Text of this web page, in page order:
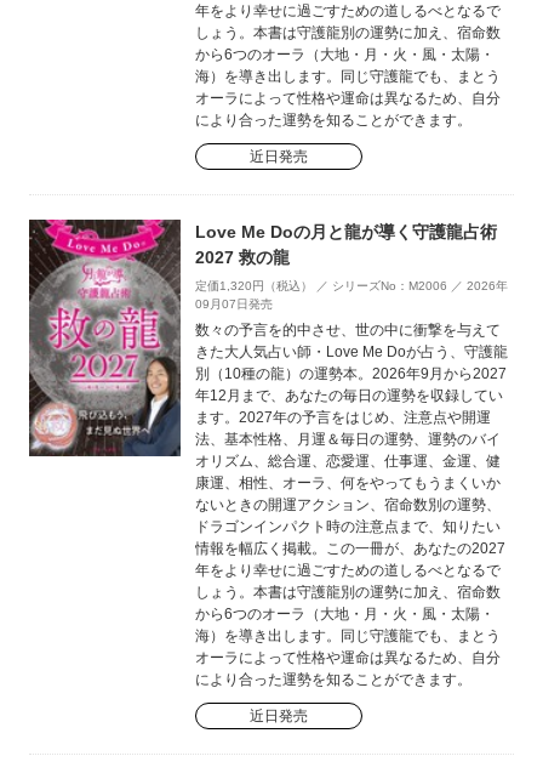
年をより幸せに過ごすための道しるべとなるで
しょう。本書は守護龍別の運勢に加え、宿命数
から6つのオーラ（大地・月・火・風・太陽・
海）を導き出します。同じ守護龍でも、まとう
オーラによって性格や運命は異なるため、自分
により合った運勢を知ることができます。
近日発売
Love Me Doの月と龍が導く守護龍占術
2027 救の龍
定価1,320円（税込） ／ シリーズNo：M2006 ／ 2026年
09月07日発売
数々の予言を的中させ、世の中に衝撃を与えて
きた大人気占い師・Love Me Doが占う、守護龍
別（10種の龍）の運勢本。2026年9月から2027
年12月まで、あなたの毎日の運勢を収録してい
ます。2027年の予言をはじめ、注意点や開運
法、基本性格、月運＆毎日の運勢、運勢のバイ
オリズム、総合運、恋愛運、仕事運、金運、健
康運、相性、オーラ、何をやってもうまくいか
ないときの開運アクション、宿命数別の運勢、
ドラゴンインパクト時の注意点まで、知りたい
情報を幅広く掲載。この一冊が、あなたの2027
年をより幸せに過ごすための道しるべとなるで
しょう。本書は守護龍別の運勢に加え、宿命数
から6つのオーラ（大地・月・火・風・太陽・
海）を導き出します。同じ守護龍でも、まとう
オーラによって性格や運命は異なるため、自分
により合った運勢を知ることができます。
近日発売